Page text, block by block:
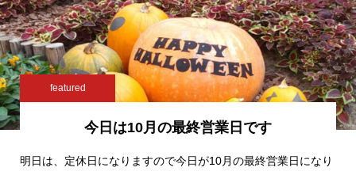
featured
今日は10月の最終営業日です
明日は、定休日になりますので今日が10月の最終営業日になり